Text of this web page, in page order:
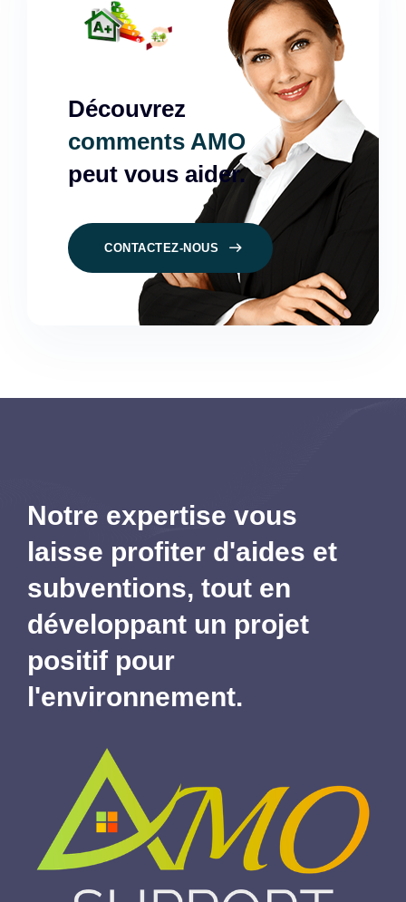
Découvrez
comments AMO
peut vous aider.
CONTACTEZ-NOUS
Notre expertise vous
laisse profiter d'aides et
subventions, tout en
développant un projet
positif pour
l'environnement.